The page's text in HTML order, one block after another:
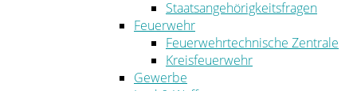
Staatsangehörigkeitsfragen
Feuerwehr
Feuerwehrtechnische Zentrale
Kreisfeuerwehr
Gewerbe